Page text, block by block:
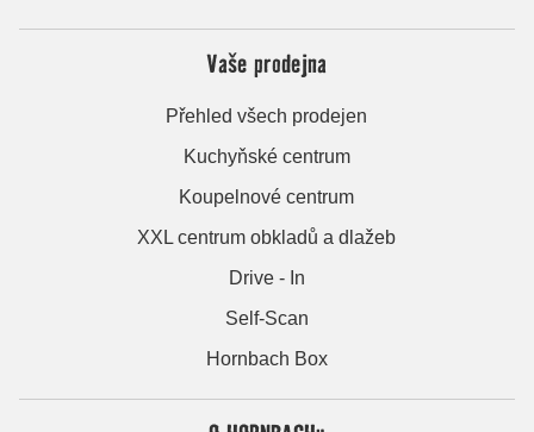
Vaše prodejna
Přehled všech prodejen
Kuchyňské centrum
Koupelnové centrum
XXL centrum obkladů a dlažeb
Drive - In
Self-Scan
Hornbach Box